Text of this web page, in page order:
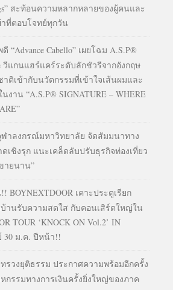
สะท้อนความหลากหลายของผู้คนและ
ที่ตอบโจทย์ทุกวัน
“Advance Cabello” เผยโฉม A.S.P®
วีแกนแฮร์แคร์ระดับลักชัวรีจากอังกฤษ
ติเข้ากับนวัตกรรมที่เข้าใจเส้นผมและ
งาน “A.S.P® SIGNATURE – WHERE
าลงกรณ์มหาวิทยาลัย จัดสัมมนาทาง
เชิงรุก แนะเคล็ดลับปรับธุรกิจท่องเที่ยว
ายนาน”
BOYNEXTDOOR เคาะประตูเรียก
บ้านรับความสดใส กับคอนเสิร์ตใหญ่ใน
TOUR ‘KNOCK ON Vol.2’ IN
30 ม.ค. ปีหน้า!!
รวงยุติธรรม ประกาศความพร้อมอีกครั้ง
กรรมทางการเงินครั้งยิ่งใหญ่ของภาค